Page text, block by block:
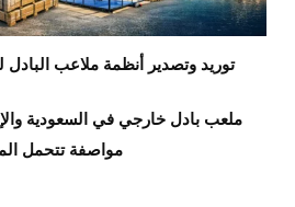
توريد وتصدير أنظمة ملاعب البادل
ملعب بادل خارجي في السعودية
مواصفة تتحمل